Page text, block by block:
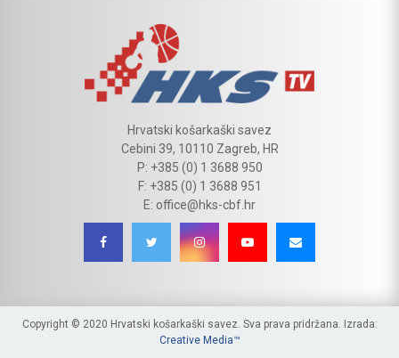
Hrvatski košarkaški savez
Cebini 39, 10110 Zagreb, HR
P: +385 (0) 1 3688 950
F: +385 (0) 1 3688 951
E: office@hks-cbf.hr
Copyright © 2020 Hrvatski košarkaški savez. Sva prava pridržana. Izrada:
Creative Media™